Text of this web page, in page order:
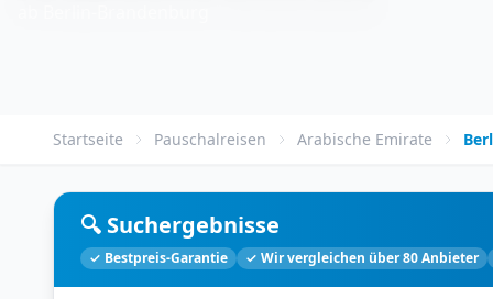
Startseite Pauschalreisen Arabische Emirate
🔍 Suchergebnisse
✓ Bestpreis-Garantie ✓ Wir vergleichen über 80 Anbieter